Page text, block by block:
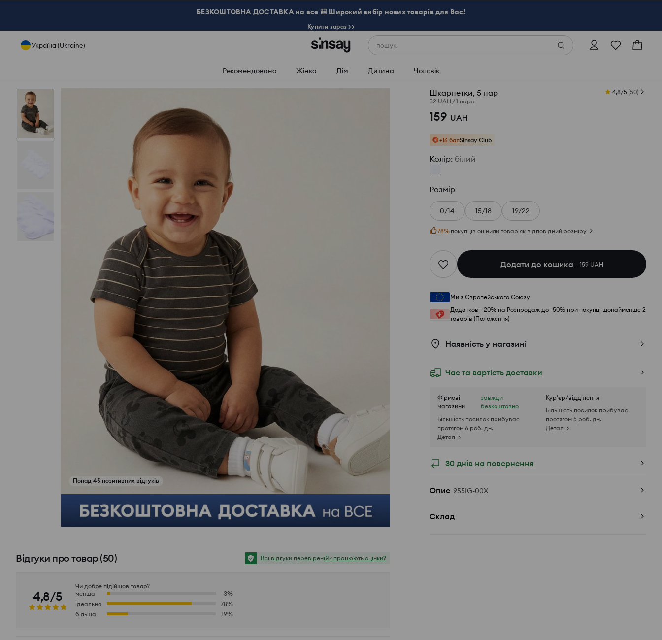
БЕЗКОШТОВНА ДОСТАВКА на все 🎒 Широкий вибір нових товарів для Вас!
Купити зараз >>
Україна (Ukraine) пошук
Рекомендовано Жінка Дім Дитина Чоловік
Шкарпетки, 5 пар
32 UAH /1 пара
4,8/5 (50)
159 UAH
+16 балSinsay Club
Колір: білий
Розмір
0/14 15/18 19/22
78% покупців оцінили товар як відповідний розміру
Додати до кошика 159 UAH
Ми з Європейського Союзу
Додаткові -20% на Розпродаж до -50% при покупці щонайменше 2
товарів (Положення)
Наявність у магазині
Час та вартість доставки
Фірмові
магазини
завжди
безкоштовно
Більшість посилок прибуває
протягом 6 роб. дн.
Деталі >
Кур'єр/відділення
Більшість посилок прибуває
протягом 5 роб. дн.
Деталі >
30 днів на повернення
Опис 955IG-00X
Склад
Понад 45 позитивних відгуків
Переглянути фото з відгуків
Відгуки про товар(50) Всі відгуки перевіреніЯк працюють оцінки?
4,8/5
Чи добре підійшов товар?
менша
3%
ідеальна
78%
більша
19%